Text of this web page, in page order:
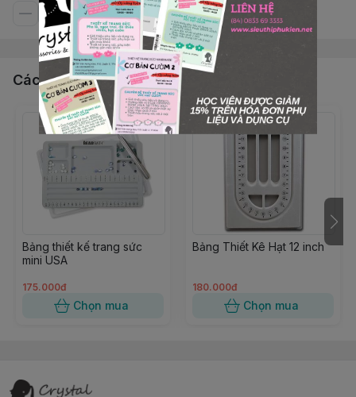
Các sản phẩm, dịch vụ khác
Bảng thiết kế trang sức
mini USA
175.000đ
Chọn mua
Bảng Thiết Kê Hạt 12 inch
180.000đ
Chọn mua